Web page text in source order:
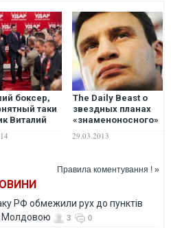
боксер,
таки
Виталий
в
The Daily Beast о
звездных планах
«знаменоносного»
29.03.2013
Правила коментування ! »
РФ обмежили рух до пунктів
Молдовою
3 0